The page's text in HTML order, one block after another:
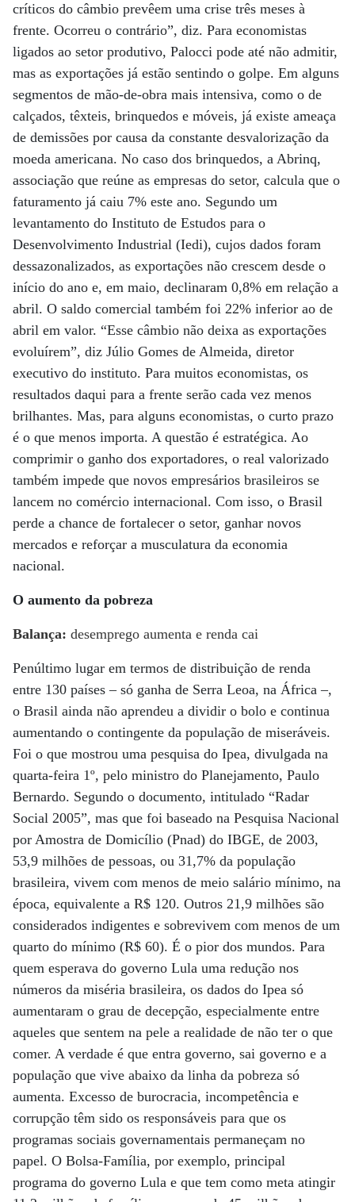
críticos do câmbio prevêem uma crise três meses à
frente. Ocorreu o contrário”, diz. Para economistas
ligados ao setor produtivo, Palocci pode até não admitir,
mas as exportações já estão sentindo o golpe. Em alguns
segmentos de mão-de-obra mais intensiva, como o de
calçados, têxteis, brinquedos e móveis, já existe ameaça
de demissões por causa da constante desvalorização da
moeda americana. No caso dos brinquedos, a Abrinq,
associação que reúne as empresas do setor, calcula que o
faturamento já caiu 7% este ano. Segundo um
levantamento do Instituto de Estudos para o
Desenvolvimento Industrial (Iedi), cujos dados foram
dessazonalizados, as exportações não crescem desde o
início do ano e, em maio, declinaram 0,8% em relação a
abril. O saldo comercial também foi 22% inferior ao de
abril em valor. “Esse câmbio não deixa as exportações
evoluírem”, diz Júlio Gomes de Almeida, diretor
executivo do instituto. Para muitos economistas, os
resultados daqui para a frente serão cada vez menos
brilhantes. Mas, para alguns economistas, o curto prazo
é o que menos importa. A questão é estratégica. Ao
comprimir o ganho dos exportadores, o real valorizado
também impede que novos empresários brasileiros se
lancem no comércio internacional. Com isso, o Brasil
perde a chance de fortalecer o setor, ganhar novos
mercados e reforçar a musculatura da economia
nacional.
O aumento da pobreza
Balança: desemprego aumenta e renda cai
Penúltimo lugar em termos de distribuição de renda
entre 130 países – só ganha de Serra Leoa, na África –,
o Brasil ainda não aprendeu a dividir o bolo e continua
aumentando o contingente da população de miseráveis.
Foi o que mostrou uma pesquisa do Ipea, divulgada na
quarta-feira 1º, pelo ministro do Planejamento, Paulo
Bernardo. Segundo o documento, intitulado “Radar
Social 2005”, mas que foi baseado na Pesquisa Nacional
por Amostra de Domicílio (Pnad) do IBGE, de 2003,
53,9 milhões de pessoas, ou 31,7% da população
brasileira, vivem com menos de meio salário mínimo, na
época, equivalente a R$ 120. Outros 21,9 milhões são
considerados indigentes e sobrevivem com menos de um
quarto do mínimo (R$ 60). É o pior dos mundos. Para
quem esperava do governo Lula uma redução nos
números da miséria brasileira, os dados do Ipea só
aumentaram o grau de decepção, especialmente entre
aqueles que sentem na pele a realidade de não ter o que
comer. A verdade é que entra governo, sai governo e a
população que vive abaixo da linha da pobreza só
aumenta. Excesso de burocracia, incompetência e
corrupção têm sido os responsáveis para que os
programas sociais governamentais permaneçam no
papel. O Bolsa-Família, por exemplo, principal
programa do governo Lula e que tem como meta atingir